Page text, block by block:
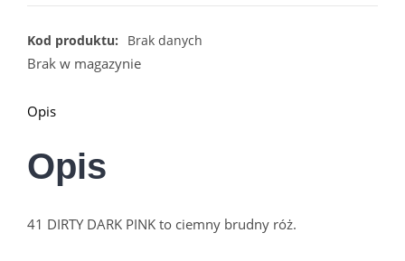
Kod produktu: Brak danych
Brak w magazynie
Opis
Opis
41 DIRTY DARK PINK to ciemny brudny róż.